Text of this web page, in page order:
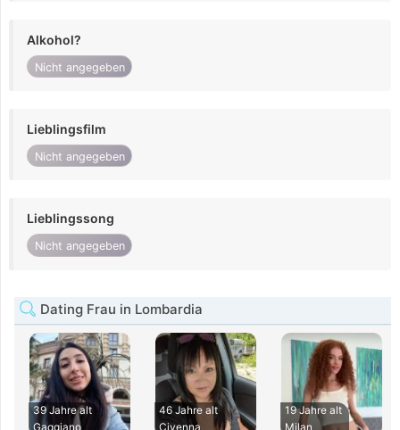
Alkohol?
Nicht angegeben
Lieblingsfilm
Nicht angegeben
Lieblingssong
Nicht angegeben
Dating Frau in Lombardia
39 Jahre alt
Gaggiano
46 Jahre alt
Civenna
19 Jahre alt
Milan